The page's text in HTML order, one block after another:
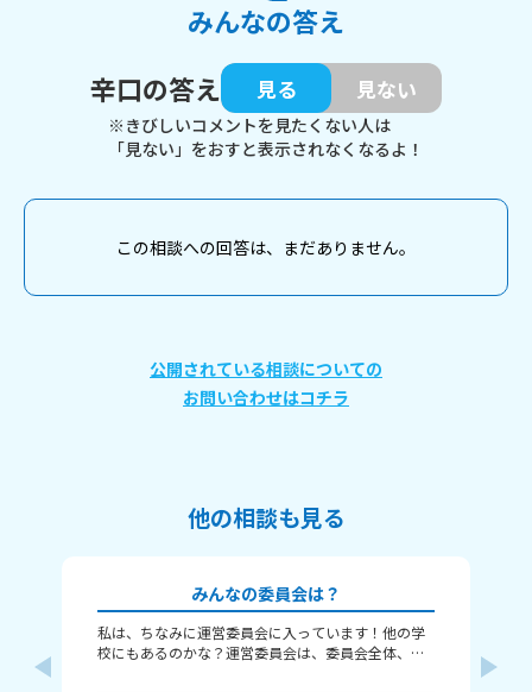
みんなの答え
辛口の答え
見る 見ない
※きびしいコメントを見たくない人は
「見ない」をおすと表示されなくなるよ！
この相談への回答は、まだありません。
公開されている相談についての
お問い合わせはコチラ
他の相談も見る
みんなの委員会は？
私は、ちなみに運営委員会に入っています！他の学
校にもあるのかな？運営委員会は、委員会全体、学